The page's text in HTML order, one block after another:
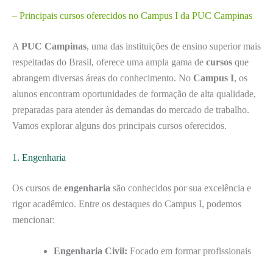
– Principais cursos oferecidos no Campus I da PUC Campinas
A PUC Campinas, uma das instituições de ensino superior mais
respeitadas do Brasil, oferece uma ampla gama de cursos que
abrangem diversas áreas do conhecimento. No Campus I, os
alunos encontram oportunidades de formação de alta qualidade,
preparadas para atender às demandas do mercado de trabalho.
Vamos explorar alguns dos principais cursos oferecidos.
1. Engenharia
Os cursos de engenharia são conhecidos por sua excelência e
rigor acadêmico. Entre os destaques do Campus I, podemos
mencionar:
Engenharia Civil: Focado em formar profissionais